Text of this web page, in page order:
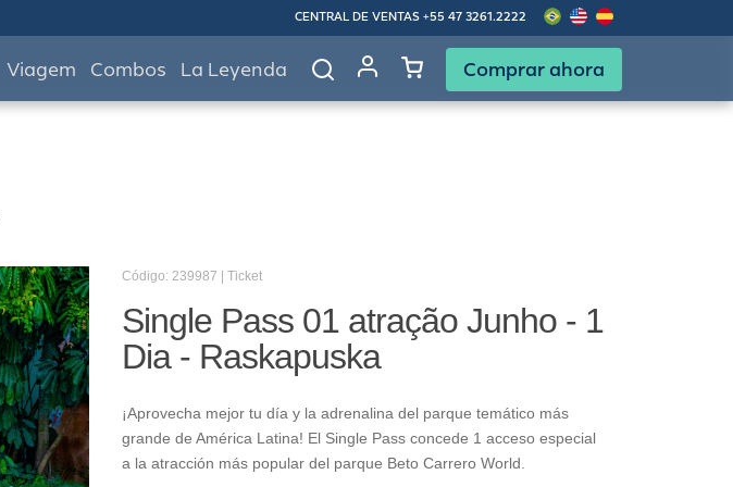
CENTRAL DE VENTAS +55 47 3261.2222
Viagem Combos La Leyenda Comprar ahora
Código: 239987 | Ticket
Single Pass 01 atração Junho - 1
Dia - Raskapuska
¡Aprovecha mejor tu día y la adrenalina del parque temático más
grande de América Latina! El Single Pass concede 1 acceso especial
a la atracción más popular del parque Beto Carrero World.